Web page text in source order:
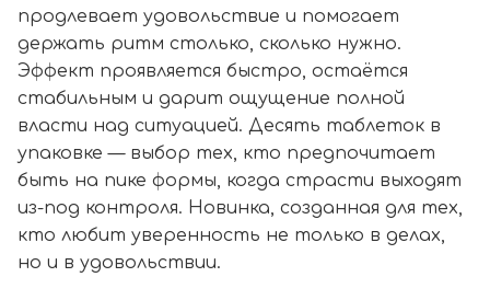
продлевает удовольствие и помогает
держать ритм столько, сколько нужно.
Эффект проявляется быстро, остаётся
стабильным и дарит ощущение полной
власти над ситуацией. Десять таблеток в
упаковке — выбор тех, кто предпочитает
быть на пике формы, когда страсти выходят
из-под контроля. Новинка, созданная для тех,
кто любит уверенность не только в делах,
но и в удовольствии.